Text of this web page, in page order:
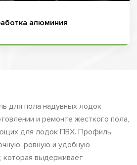
алюминия
для пола надувных лодок
и ремонте жесткого пола,
для лодок ПВХ. Профиль
ровную и удобную
которая выдерживает